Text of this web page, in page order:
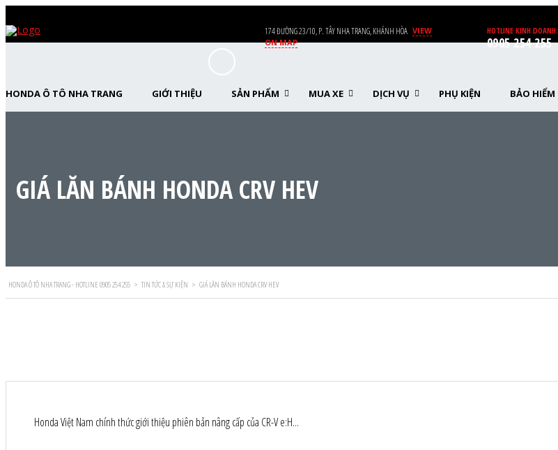
HOTLINE KINH DOANH:
0905 254 255
174 ĐƯỜNG 23/10, P. TÂY NHA TRANG, KHÁNH HÒA VIEW
ON MAP
HONDA Ô TÔ NHA TRANG GIỚI THIỆU SẢN PHẨM MUA XE DỊCH VỤ PHỤ KIỆN BẢO HIỂM
GIÁ LĂN BÁNH HONDA CRV HEV
HONDA Ô TÔ NHA TRANG - HOTLINE 0905 254 255 > TIN TỨC & SỰ KIỆN > GIÁ LĂN BÁNH HONDA CRV HEV
Honda Việt Nam chính thức giới thiệu phiên bản nâng cấp của CR-V e:H...